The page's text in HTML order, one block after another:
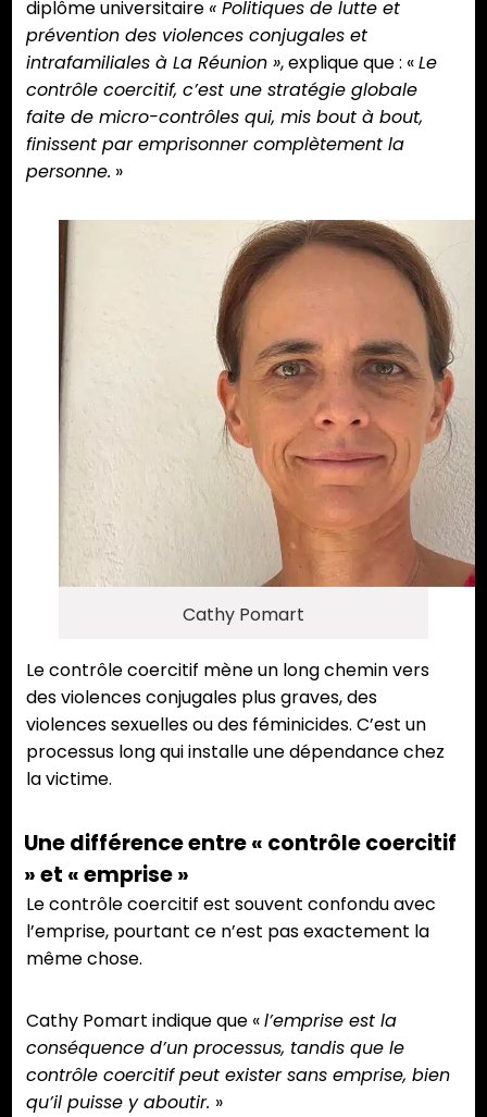
diplôme universitaire« Politiques de lutte et
prévention des violences conjugales et
intrafamiliales à La Réunion », explique que : «Le
contrôle coercitif, c’est une stratégie globale
faite de micro-contrôles qui, mis bout à bout,
finissent par emprisonner complètement la
personne. »
Cathy Pomart
Le contrôle coercitif mène un long chemin vers
des violences conjugales plus graves, des
violences sexuelles ou des féminicides. C’est un
processus long qui installe une dépendance chez
la victime.
Une différence entre « contrôle coercitif
» et « emprise »
Le contrôle coercitif est souvent confondu avec
l’emprise, pourtant ce n’est pas exactement la
même chose.
Cathy Pomart indique que «l’emprise est la
conséquence d’un processus, tandis que le
contrôle coercitif peut exister sans emprise, bien
qu’il puisse y aboutir. »